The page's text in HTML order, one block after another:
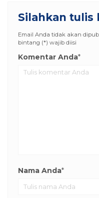
Silahkan tulis
Email Anda tidak akan
bintang (*) wajib diisi
Komentar Anda*
Nama Anda*